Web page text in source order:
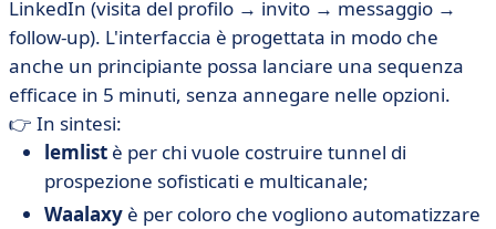
LinkedIn (visita del profilo → invito → messaggio →
follow-up). L'interfaccia è progettata in modo che
anche un principiante possa lanciare una sequenza
efficace in 5 minuti, senza annegare nelle opzioni.
👉 In sintesi:
lemlist è per chi vuole costruire tunnel di
prospezione sofisticati e multicanale;
Waalaxy è per coloro che vogliono automatizzare